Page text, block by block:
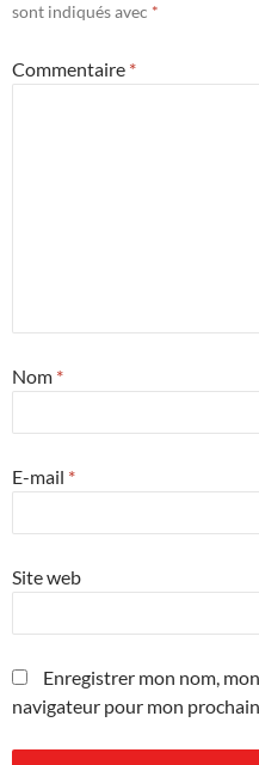
sont indiqués avec *
Commentaire *
Nom *
E-mail *
Site web
Enregistrer mon nom,
navigateur pour mon